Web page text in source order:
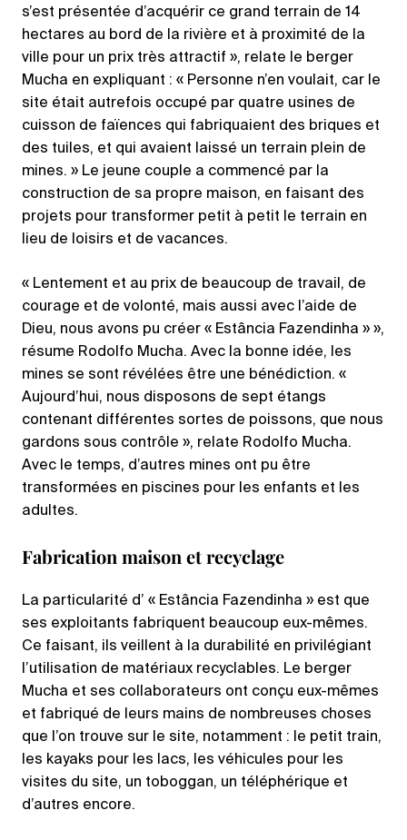
s’est présentée d’acquérir ce grand terrain de 14
hectares au bord de la rivière et à proximité de la
ville pour un prix très attractif », relate le berger
Mucha en expliquant : « Personne n’en voulait, car le
site était autrefois occupé par quatre usines de
cuisson de faïences qui fabriquaient des briques et
des tuiles, et qui avaient laissé un terrain plein de
mines. » Le jeune couple a commencé par la
construction de sa propre maison, en faisant des
projets pour transformer petit à petit le terrain en
lieu de loisirs et de vacances.
« Lentement et au prix de beaucoup de travail, de
courage et de volonté, mais aussi avec l’aide de
Dieu, nous avons pu créer « Estância Fazendinha » »,
résume Rodolfo Mucha. Avec la bonne idée, les
mines se sont révélées être une bénédiction. «
Aujourd’hui, nous disposons de sept étangs
contenant différentes sortes de poissons, que nous
gardons sous contrôle », relate Rodolfo Mucha.
Avec le temps, d’autres mines ont pu être
transformées en piscines pour les enfants et les
adultes.
Fabrication maison et recyclage
La particularité d’ « Estância Fazendinha » est que
ses exploitants fabriquent beaucoup eux-mêmes.
Ce faisant, ils veillent à la durabilité en privilégiant
l’utilisation de matériaux recyclables. Le berger
Mucha et ses collaborateurs ont conçu eux-mêmes
et fabriqué de leurs mains de nombreuses choses
que l’on trouve sur le site, notamment : le petit train,
les kayaks pour les lacs, les véhicules pour les
visites du site, un toboggan, un téléphérique et
d’autres encore.